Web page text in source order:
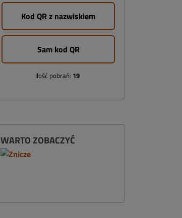
Kod QR z nazwiskiem
Sam kod QR
Ilość pobrań: 19
WARTO ZOBACZYĆ